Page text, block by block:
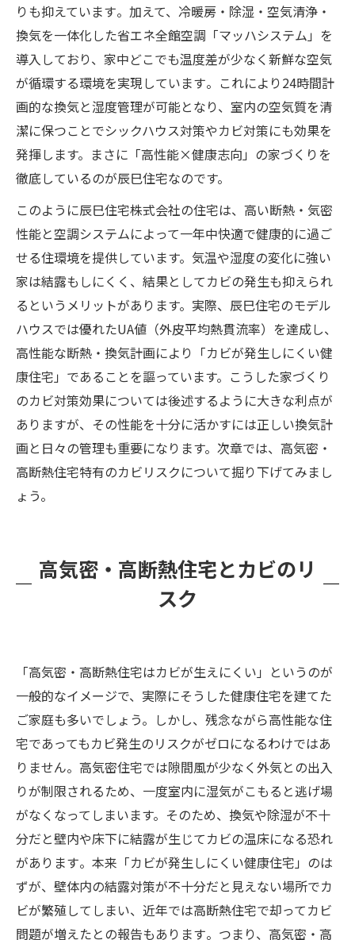
りも抑えています​。加えて、冷暖房・除湿・空気清浄・
換気を一体化した省エネ全館空調「マッハシステム」を
導入しており、家中どこでも温度差が少なく新鮮な空気
が循環する環境を実現しています​。これにより24時間計
画的な換気と湿度管理が可能となり、室内の空気質を清
潔に保つことでシックハウス対策やカビ対策にも効果を
発揮します。まさに「高性能×健康志向」の家づくりを
徹底しているのが辰巳住宅なのです。
このように辰巳住宅株式会社の住宅は、高い断熱・気密
性能と空調システムによって一年中快適で健康的に過ご
せる住環境を提供しています。気温や湿度の変化に強い
家は結露もしにくく、結果としてカビの発生も抑えられ
るというメリットがあります。実際、辰巳住宅のモデル
ハウスでは優れたUA値（外皮平均熱貫流率）を達成し、
高性能な断熱・換気計画により「カビが発生しにくい健
康住宅」であることを謳っています。こうした家づくり
のカビ対策効果については後述するように大きな利点が
ありますが、その性能を十分に活かすには正しい換気計
画と日々の管理も重要になります。次章では、高気密・
高断熱住宅特有のカビリスクについて掘り下げてみまし
ょう。
高気密・高断熱住宅とカビのリ
スク
「高気密・高断熱住宅はカビが生えにくい」というのが
一般的なイメージで、実際にそうした健康住宅を建てた
ご家庭も多いでしょう。しかし、残念ながら高性能な住
宅であってもカビ発生のリスクがゼロになるわけではあ
りません​。高気密住宅では隙間風が少なく外気との出入
りが制限されるため、一度室内に湿気がこもると逃げ場
がなくなってしまいます。そのため、換気や除湿が不十
分だと壁内や床下に結露が生じてカビの温床になる恐れ
があります​。本来「カビが発生しにくい健康住宅」のは
ずが、壁体内の結露対策が不十分だと見えない場所でカ
ビが繁殖してしまい、近年では高断熱住宅で却ってカビ
問題が増えたとの報告もあります​。つまり、高気密・高